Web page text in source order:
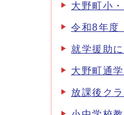
大野町小
令和8年
就学援助
大野町通
放課後ク